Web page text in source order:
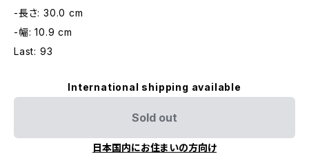
-長さ: 30.0 cm
-幅: 10.9 cm
Last: 93
International shipping available
Sold out
日本国内にお住まいの方向け